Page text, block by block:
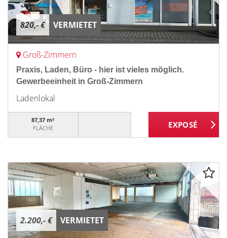
820,- € VERMIETET
Groß-Zimmern
Praxis, Laden, Büro - hier ist vieles möglich.
Gewerbeeinheit in Groß-Zimmern
Ladenlokal
87,37 m²
FLÄCHE
2.200,- € VERMIETET